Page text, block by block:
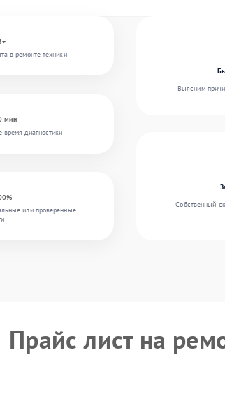
в ремонте техники
мин
время диагностики
или проверенные
Выясним
Собственный
Прайс лист на